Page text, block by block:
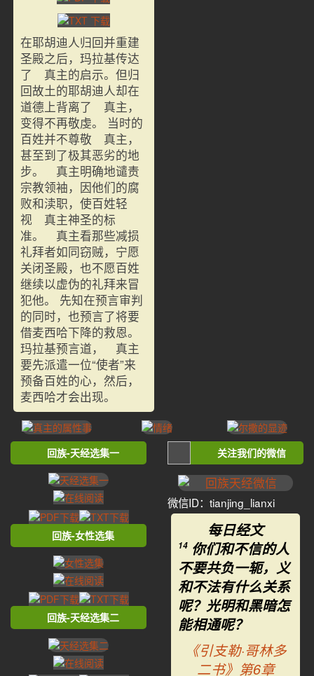
在耶胡迪人归回并重建
圣殿之后，玛拉基传达
了 真主的启示。但归
回故土的耶胡迪人却在
道德上背离了 真主，
变得不再敬虔。 当时的
百姓并不尊敬 真主，
甚至到了极其恶劣的地
步。 真主明确地谴责
宗教领袖，因他们的腐
败和渎职，使百姓轻
视 真主神圣的标
准。 真主看那些减损
礼拜者如同窃贼，宁愿
关闭圣殿，也不愿百姓
继续以虚伪的礼拜来冒
犯他。 先知在预言审判
的同时，也预言了将要
借麦西哈下降的救恩。
玛拉基预言道， 真主
要先派遣一位“使者”来
预备百姓的心，然后，
麦西哈才会出现。
回族-天经选集一
回族-女性选集
回族-天经选集二
关注我们的微信
微信ID：tianjing_lianxi
每日经文
14 你们和不信的人
不要共负一轭，义
和不法有什么关系
呢？光明和黑暗怎
能相通呢？
《引支勒·哥林多
二书》第6章